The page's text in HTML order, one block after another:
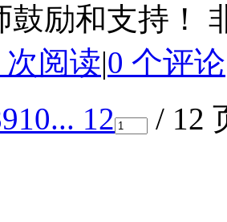
鼓励和支持！
次阅读|0 个评论
910... 12 / 12